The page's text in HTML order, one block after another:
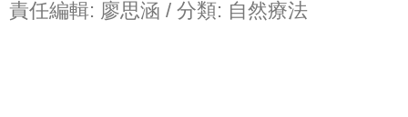
責任編輯: 廖思涵 / 分類: 自然療法